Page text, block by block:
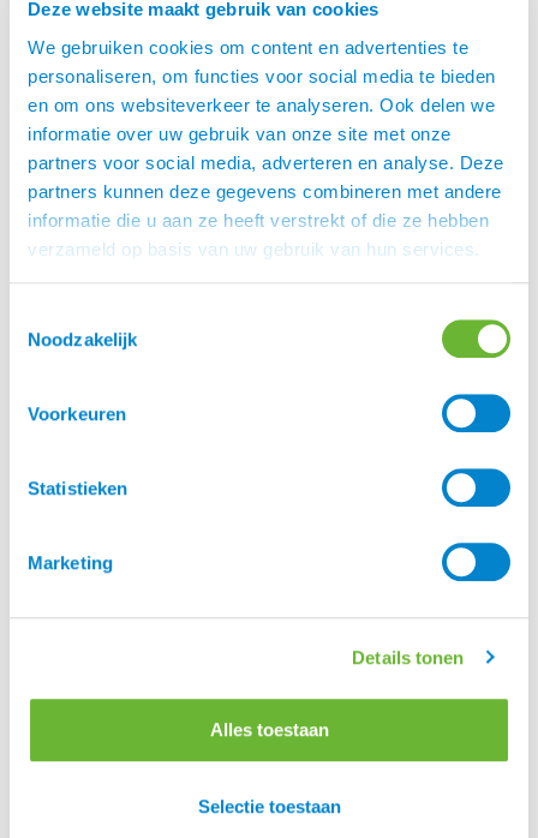
Deze website maakt gebruik van cookies
We gebruiken cookies om content en advertenties te
personaliseren, om functies voor social media te bieden
en om ons websiteverkeer te analyseren. Ook delen we
informatie over uw gebruik van onze site met onze
partners voor social media, adverteren en analyse. Deze
partners kunnen deze gegevens combineren met andere
informatie die u aan ze heeft verstrekt of die ze hebben
verzameld op basis van uw gebruik van hun services.
Noodzakelijk
Voorkeuren
Statistieken
Marketing
Details tonen
Alles toestaan
Selectie toestaan
Hoe vind je een goede zadelpasser, hoe weet je of je
zadel echt past, waar let je op als je een zadel voor je
paard nodig hebt? Als je op zoek gaat naar een nieuw of
[…]
Hoe kies je het juiste zadel voor je paard Wij vroegen het
aan Hans van Dijk, onze zadelpasser en zadelmaker. Hij